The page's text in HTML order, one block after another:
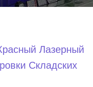
Лазерный
Складских